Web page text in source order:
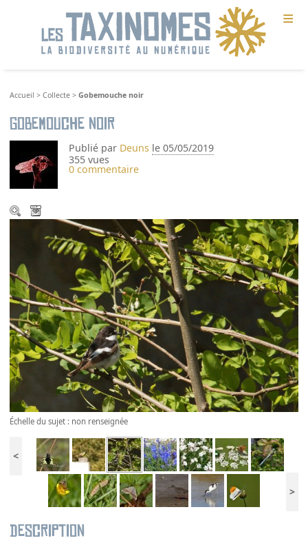
≡
Accueil >Collecte >Gobemouche noir
Gobemouche noir
Publié par Deuns le 05/05/2019
355 vues
0 commentaire
Échelle du sujet : non renseignée
<
>
Description